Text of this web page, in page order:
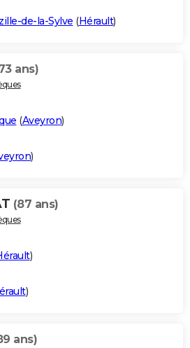
de-la-Sylve (Hérault)
ans)
(Aveyron)
)
(87 ans)
)
)
ans)